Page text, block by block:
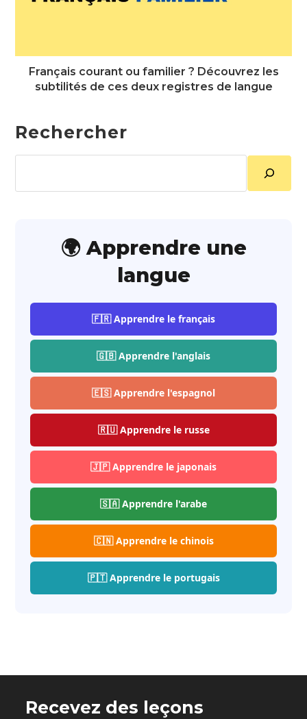
Français courant ou familier ? Découvrez les
subtilités de ces deux registres de langue
Rechercher
🌍 Apprendre une
langue
🇫🇷 Apprendre le français
🇬🇧 Apprendre l'anglais
🇪🇸 Apprendre l'espagnol
🇷🇺 Apprendre le russe
🇯🇵 Apprendre le japonais
🇸🇦 Apprendre l'arabe
🇨🇳 Apprendre le chinois
🇵🇹 Apprendre le portugais
Recevez des leçons